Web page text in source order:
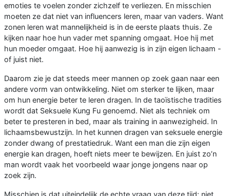
emoties te voelen zonder zichzelf te verliezen. En misschien
moeten ze dat niet van influencers leren, maar van vaders. Want
zonen leren wat mannelijkheid is in de eerste plaats thuis. Ze
kijken naar hoe hun vader met spanning omgaat. Hoe hij met
hun moeder omgaat. Hoe hij aanwezig is in zijn eigen lichaam -
of juist niet.
Daarom zie je dat steeds meer mannen op zoek gaan naar een
andere vorm van ontwikkeling. Niet om sterker te lijken, maar
om hun energie beter te leren dragen. In de taoïstische tradities
wordt dat Seksuele Kung Fu genoemd. Niet als techniek om
beter te presteren in bed, maar als training in aanwezigheid. In
lichaamsbewustzijn. In het kunnen dragen van seksuele energie
zonder dwang of prestatiedruk. Want een man die zijn eigen
energie kan dragen, hoeft niets meer te bewijzen. En juist zo’n
man wordt vaak het voorbeeld waar jonge jongens naar op
zoek zijn.
Misschien is dat uiteindelijk de echte vraag van deze tijd: niet